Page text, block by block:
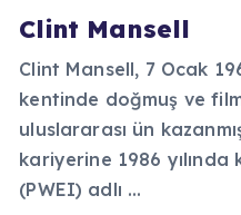
Clint Mansell
Clint Mansell, 7 Ocak
kentinde doğmuş ve
uluslararası ün
kariyerine 1986
(PWEI) adlı ...